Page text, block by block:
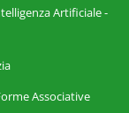
Artificiale -
Associative